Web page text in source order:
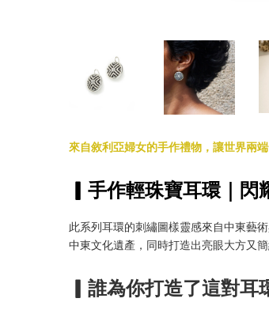
來自敘利亞婦女的手作禮物，讓世界兩
▎手作輕珠寶耳環｜閃
此系列耳環的刺繡圖樣靈感來自中東藝
中東文化遺產，同時打造出亮眼大方又
▎誰為你打造了這對耳